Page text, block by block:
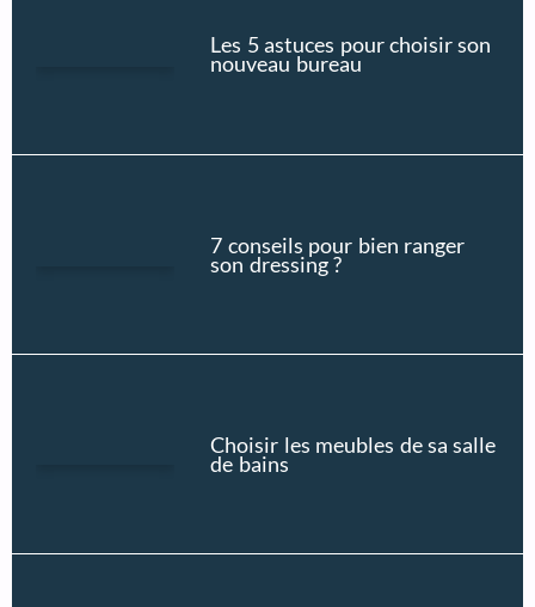
Les 5 astuces pour choisir son
nouveau bureau
7 conseils pour bien ranger
son dressing ?
Choisir les meubles de sa salle
de bains